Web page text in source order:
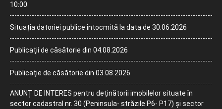
10:00
Situația datoriei publice întocmită la data de 30.06.2026
Publicații de căsătorie din 04.08.2026
Publicație de căsătorie din 03.08.2026
ANUNȚ DE INTERES pentru deținătorii imobilelor situate în
sector cadastral nr. 30 (Peninsula- străzile P6- P17) și sector